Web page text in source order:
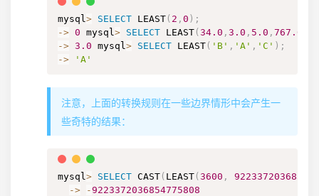
mysql> SELECT LEAST ( 2 , 0 ) ;
-> 0 mysql> SELECT LEAST ( 34.0 , 3.0 , 5.0 , 767.0
-> 3.0 mysql> SELECT LEAST ( 'B' , 'A' , 'C' ) ;
-> 'A'
注意，上面的转换规则在一些边界情形中会产生一
些奇特的结果：
mysql> SELECT CAST ( LEAST ( 3600 ,
-> -9223372036854775808